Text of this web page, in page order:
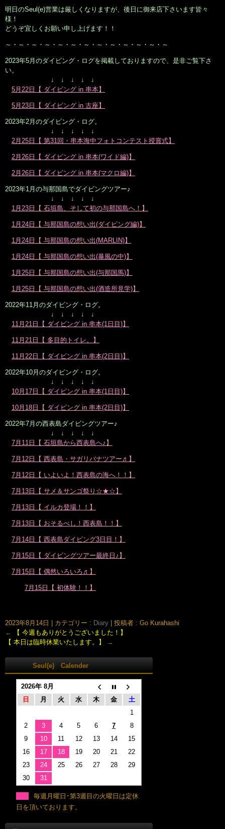
明日のSeul(e)営業は厳しくなりますが、後日に御来店下さいます皆々
様！
どうぞ宜しくお願い申し上げます！！
～・～・～・～・～・～・～・～・～・～・～・～・～
2023年5月のダイビング・ログを掲載しておりますので、是非ご覧下さ
い。
↓ ↓ ↓ ↓ ↓
5月22日【 ダイビング in 串本】
5月23日【 ダイビング in 古座】
2023年2月のダイビング・ログ。
↓ ↓ ↓ ↓ ↓
2月25日【 第31回・串本海中フォトコンテスト授賞式】
2月26日【 ダイビング in 串本(ワイド編)】
2月26日【 ダイビング in 串本(マクロ編)】
2023年1月の与那国島でダイビングツアー♪
↓ ↓ ↓ ↓ ↓
1月23日【 石垣島、そして初の与那国島へ！】
1月24日【 与那国島の想い出(ダイビング編)】
1月24日【 与那国島の想い出(MARLIN)】
1月24日【 与那国島の想い出(暴風の中)】
1月25日【 与那国島の想い出(与那国馬)】
1月25日【 与那国島の想い出(酒造所見学)】
2022年11月のダイビング・ログ。
↓ ↓ ↓ ↓ ↓
11月21日【 ダイビング in 串本(1日目)】
11月21日【 多目的トイレ。】
11月22日【 ダイビング in 串本(2日目)】
2022年10月のダイビング・ログ。
↓ ↓ ↓ ↓ ↓
10月17日【 ダイビング in 串本(1日目)】
10月18日【 ダイビング in 串本(2日目)】
2022年7月の西表島ダイビングツアー♪
↓ ↓ ↓ ↓ ↓
7月11日【 石垣島から西表島へ♪】
7月12日【 西表島・サガリバナツアー♬】
7月12日【 いよいよ！西表島の海へ！！】
7月13日【 サメ＆サンゴ祭り☆★☆】
7月13日【 イルカ登場！！】
7月13日【 おそるべし！西表島！！】
7月14日【 西表島ダイビング3日目！】
7月15日【 ダイビングツアー最終日♪】
7月15日【 偶然いろいろ♬】
7月15日【 初体験！！】
2023年8月14日 カテゴリー : Diary
投稿者 : Go Kurahashi
←
【 今週もありがとうございました！】
【 本日は臨時休業いたします。】
→
Seul(e) Calender
2026年 8月
日
月 火 水 木 金
土
1
2
3 4 5 6 7
8
9
10 11 12 13 14
15
16
17 18 19 20 21
22
23
24 25 26 27 28
29
30
31
毎週月曜日･第3週目の火曜日は定休
日を頂いております。